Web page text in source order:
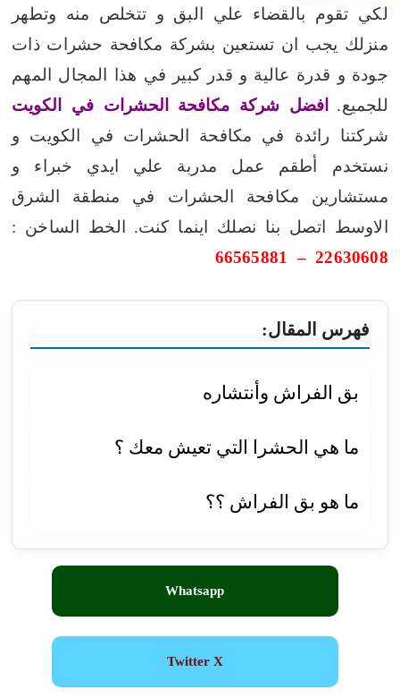
لكي تقوم بالقضاء علي البق و تتخلص منه وتطهر
منزلك يجب ان تستعين بشركة مكافحة حشرات ذات
جودة و قدرة عالية و قدر كبير في هذا المجال المهم
للجميع.
افضل شركة مكافحة الحشرات في الكويت
شركتنا رائدة في مكافحة الحشرات في الكويت و
نستخدم أطقم عمل مدربة علي ايدي خبراء و
مستشارين مكافحة الحشرات في منطقة الشرق
الاوسط اتصل بنا نصلك اينما كنت.
الخط الساخن :
22630608 – 66565881
فهرس المقال:
بق الفراش وأنتشاره
ما هي الحشرا التي تعيش معك ؟
ما هو بق الفراش ؟؟
Whatsapp
Twitter X